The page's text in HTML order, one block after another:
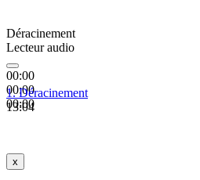
Déracinement
Lecteur audio
00:00
00:00
00:00
1.Déracinement
13:04
x